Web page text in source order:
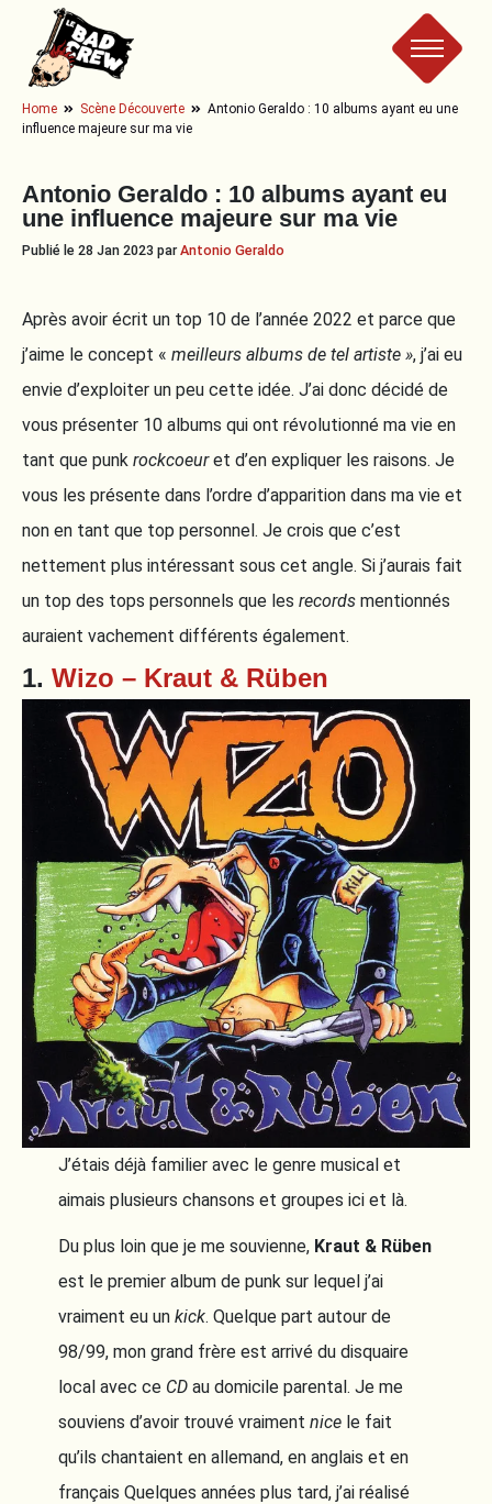
Le
Crew
Home Scène Découverte
Antonio Geraldo : 10 albums ayant eu une
influence majeure sur ma vie
Antonio Geraldo : 10 albums ayant eu
une influence majeure sur ma vie
Publié le 28 Jan 2023 parAntonio Geraldo
Après avoir écrit un top 10 de l’année 2022 et parce que
j’aime le concept « meilleurs albums de tel artiste », j’ai eu
envie d’exploiter un peu cette idée. J’ai donc décidé de
vous présenter 10 albums qui ont révolutionné ma vie en
tant que punk rockcoeuret d’en expliquer les raisons. Je
vous les présente dans l’ordre d’apparition dans ma vie et
non en tant que top personnel. Je crois que c’est
nettement plus intéressant sous cet angle. Si j’aurais fait
un top des tops personnels que les records mentionnés
auraient vachement différents également.
1. Wizo – Kraut & Rüben
J’étais déjà familier avec le genre musical et
aimais plusieurs chansons et groupes ici et là.
Du plus loin que je me souvienne, Kraut & Rüben
est le premier album de punk sur lequel j’ai
vraiment eu un kick. Quelque part autour de
98/99, mon grand frère est arrivé du disquaire
local avec ce CDau domicile parental. Je me
souviens d’avoir trouvé vraiment nicele fait
qu’ils chantaient en allemand, en anglais et en
français Quelques années plus tard, j’ai réalisé